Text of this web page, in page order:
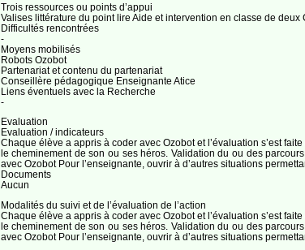
Trois ressources ou points d’appui
Valises littérature du point lire Aide et intervention en classe de
Difficultés rencontrées
-
Moyens mobilisés
Robots Ozobot
Partenariat et contenu du partenariat
Conseillère pédagogique Enseignante Atice
Liens éventuels avec la Recherche
-
Evaluation
Evaluation / indicateurs
Chaque élève a appris à coder avec Ozobot et l’évaluation s’est
le cheminement de son ou ses héros. Validation du ou des
avec Ozobot Pour l’enseignante, ouvrir à d’autres situations
Documents
Aucun
Modalités du suivi et de l’évaluation de l’action
Chaque élève a appris à coder avec Ozobot et l’évaluation s’est
le cheminement de son ou ses héros. Validation du ou des
avec Ozobot Pour l’enseignante, ouvrir à d’autres situations